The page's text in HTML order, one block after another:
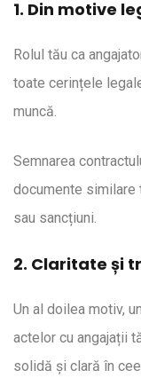
1. Din motive
Rolul tău ca
toate cerințele
muncă.
Semnarea
documente similare
sau sancțiuni.
2. Claritate și
Un al doilea motiv,
actelor cu angajații
solidă și clară în